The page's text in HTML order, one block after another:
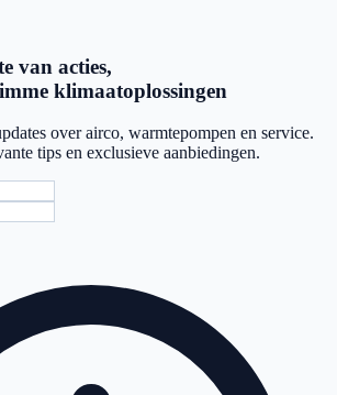
van acties,
klimaatoplossingen
over airco, warmtepompen en service.
tips en exclusieve aanbiedingen.